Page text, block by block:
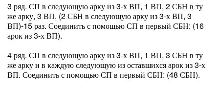
3 ряд. СП в следующую арку из 3-х ВП, 1 ВП, 2 СБН в ту
же арку, 3 ВП, (2 СБН в следующую арку из 3-х ВП, 3
ВП)-15 раз. Соединить с помощью СП в первый СБН: (16
арок из 3-х ВП).
4 ряд. СП в следующую арку из 3-х ВП, 1 ВП, 3 СБН в ту
же арку и в каждую следующую из оставшихся арок из 3-х
ВП. Соединить с помощью СП в первый СБН: (48 СБН).